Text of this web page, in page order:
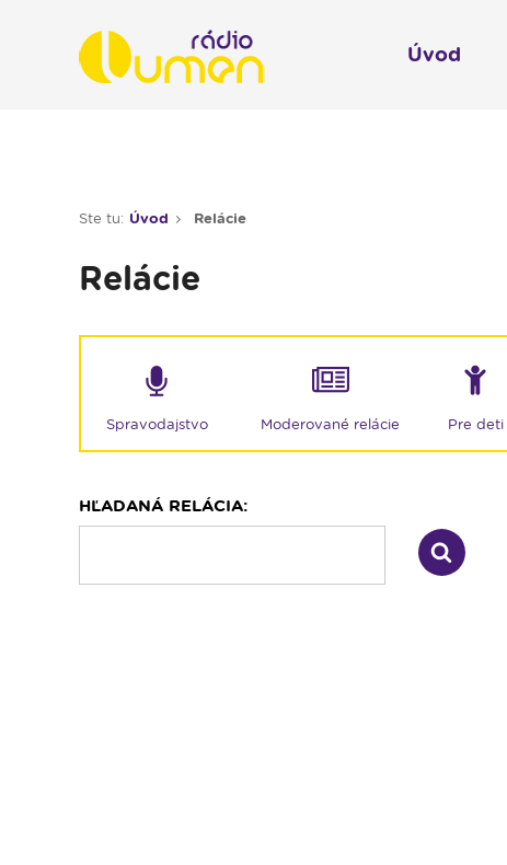
Ste tu: Úvod Relácie
Relácie
Spravodajstvo Moderované relácie Pre deti
HĽADANÁ RELÁCIA:
Úvod
Moderované relácie
Pre deti
Piesne na želanie
Dopravný servis